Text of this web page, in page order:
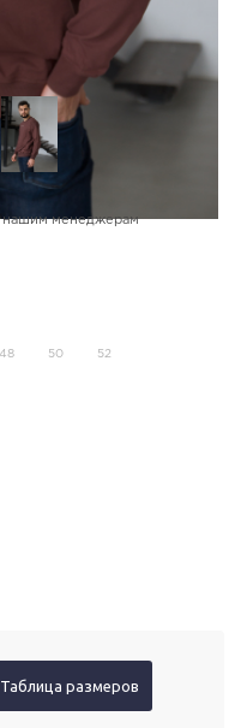
нашим менеджерам
48 50 52
Таблица размеров